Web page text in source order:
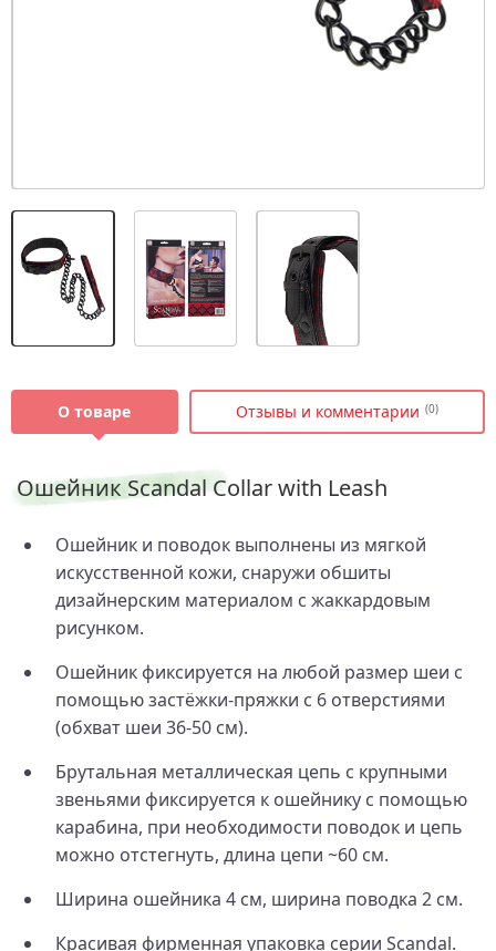
О товаре Отзывы и комментарии (0)
Ошейник Scandal Collar with Leash
Ошейник и поводок выполнены из мягкой
искусственной кожи, снаружи обшиты
дизайнерским материалом с жаккардовым
рисунком.
Ошейник фиксируется на любой размер шеи с
помощью застёжки-пряжки с 6 отверстиями
(обхват шеи 36-50 см).
Брутальная металлическая цепь с крупными
звеньями фиксируется к ошейнику с помощью
карабина, при необходимости поводок и цепь
можно отстегнуть, длина цепи ~60 см.
Ширина ошейника 4 см, ширина поводка 2 см.
Красивая фирменная упаковка серии Scandal.